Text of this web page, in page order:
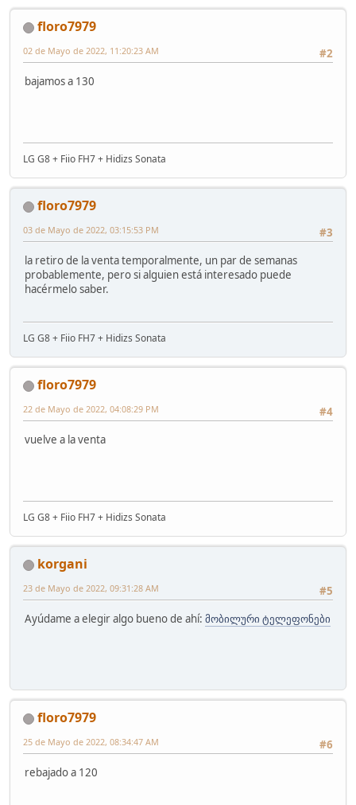
floro7979
#2
02 de Mayo de 2022, 11:20:23 AM
bajamos a 130
LG G8 + Fiio FH7 + Hidizs Sonata
floro7979
#3
03 de Mayo de 2022, 03:15:53 PM
la retiro de la venta temporalmente, un par de semanas
probablemente, pero si alguien está interesado puede
hacérmelo saber.
LG G8 + Fiio FH7 + Hidizs Sonata
floro7979
#4
22 de Mayo de 2022, 04:08:29 PM
vuelve a la venta
LG G8 + Fiio FH7 + Hidizs Sonata
korgani
#5
23 de Mayo de 2022, 09:31:28 AM
Ayúdame a elegir algo bueno de ahí: მობილური ტელეფონები
floro7979
#6
25 de Mayo de 2022, 08:34:47 AM
rebajado a 120